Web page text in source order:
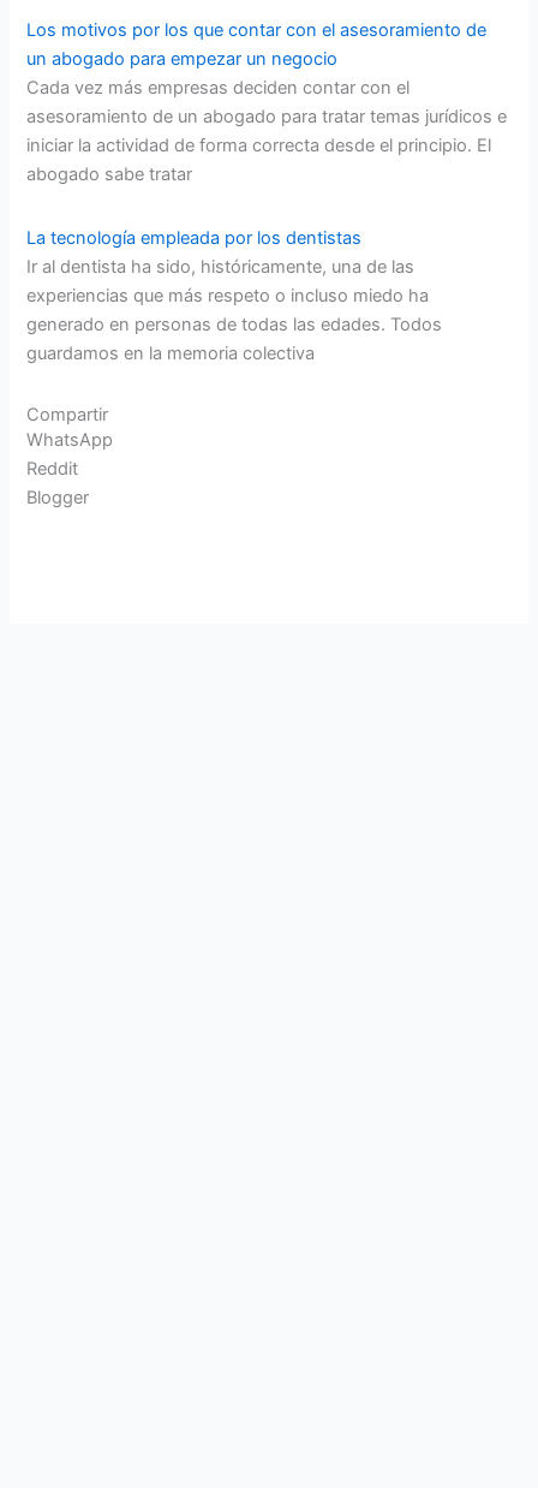
Los motivos por los que contar con el asesoramiento de
un abogado para empezar un negocio
Cada vez más empresas deciden contar con el
asesoramiento de un abogado para tratar temas jurídicos e
iniciar la actividad de forma correcta desde el principio. El
abogado sabe tratar
La tecnología empleada por los dentistas
Ir al dentista ha sido, históricamente, una de las
experiencias que más respeto o incluso miedo ha
generado en personas de todas las edades. Todos
guardamos en la memoria colectiva
Compartir
WhatsApp
Reddit
Blogger